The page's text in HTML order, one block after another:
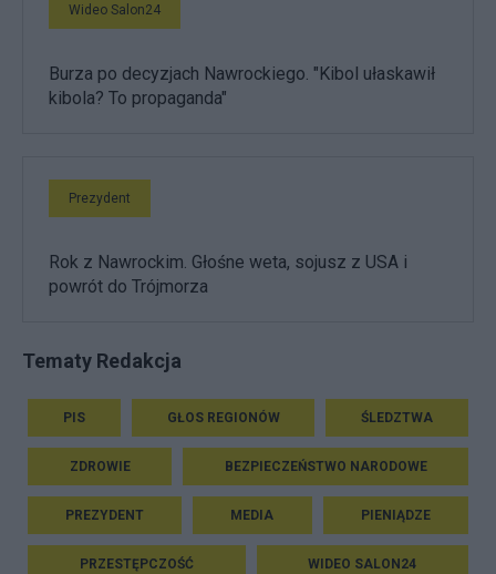
Wideo Salon24
Burza po decyzjach Nawrockiego. "Kibol ułaskawił
kibola? To propaganda"
Prezydent
Rok z Nawrockim. Głośne weta, sojusz z USA i
powrót do Trójmorza
Tematy Redakcja
PIS GŁOS REGIONÓW ŚLEDZTWA
ZDROWIE BEZPIECZEŃSTWO NARODOWE
PREZYDENT MEDIA PIENIĄDZE
PRZESTĘPCZOŚĆ WIDEO SALON24